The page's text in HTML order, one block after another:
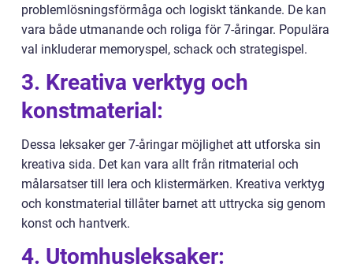
problemlösningsförmåga och logiskt tänkande. De kan
vara både utmanande och roliga för 7-åringar. Populära
val inkluderar memoryspel, schack och strategispel.
3. Kreativa verktyg och
konstmaterial:
Dessa leksaker ger 7-åringar möjlighet att utforska sin
kreativa sida. Det kan vara allt från ritmaterial och
målarsatser till lera och klistermärken. Kreativa verktyg
och konstmaterial tillåter barnet att uttrycka sig genom
konst och hantverk.
4. Utomhusleksaker: